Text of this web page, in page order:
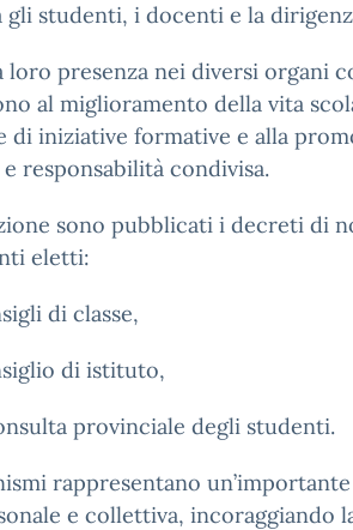
studenti, i docenti e la
loro presenza nei diversi organi
al miglioramento della vita
di iniziative formative e alla
responsabilità condivisa.
sono pubblicati i decreti di
eletti:
di classe,
di istituto,
provinciale degli studenti.
rappresentano
e collettiva, incoraggiando